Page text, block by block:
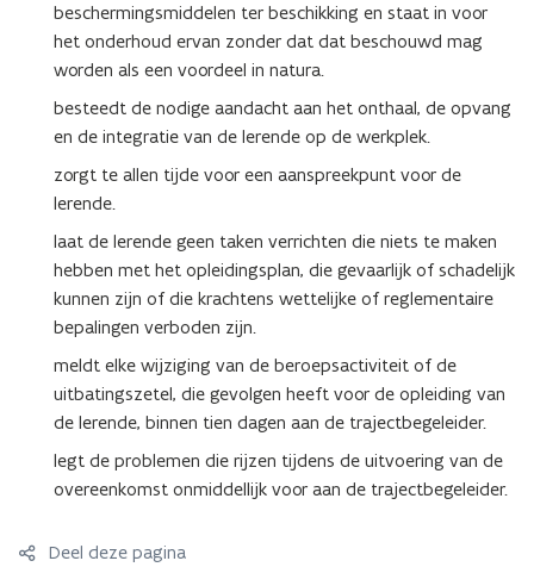
beschermingsmiddelen ter beschikking en staat in voor
het onderhoud ervan zonder dat dat beschouwd mag
worden als een voordeel in natura.
besteedt de nodige aandacht aan het onthaal, de opvang
en de integratie van de lerende op de werkplek.
zorgt te allen tijde voor een aanspreekpunt voor de
lerende.
laat de lerende geen taken verrichten die niets te maken
hebben met het opleidingsplan, die gevaarlijk of schadelijk
kunnen zijn of die krachtens wettelijke of reglementaire
bepalingen verboden zijn.
meldt elke wijziging van de beroepsactiviteit of de
uitbatingszetel, die gevolgen heeft voor de opleiding van
de lerende, binnen tien dagen aan de trajectbegeleider.
legt de problemen die rijzen tijdens de uitvoering van de
overeenkomst onmiddellijk voor aan de trajectbegeleider.
Deel deze pagina